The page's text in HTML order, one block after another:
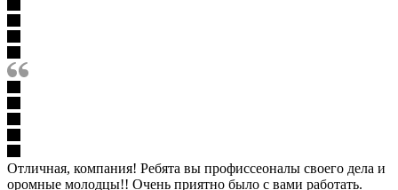
Отличная, компания! Ребята вы профиссеоналы своего дела и
оромные молодцы!! Очень приятно было с вами работать.